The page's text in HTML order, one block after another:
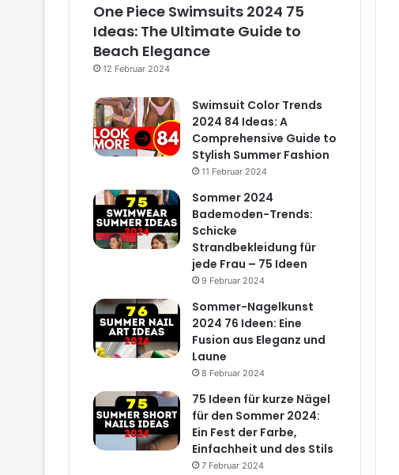
One Piece Swimsuits 2024 75
Ideas: The Ultimate Guide to
Beach Elegance
12 Februar 2024
Swimsuit Color Trends
2024 84 Ideas: A
Comprehensive Guide to
Stylish Summer Fashion
11 Februar 2024
Sommer 2024
Bademoden-Trends:
Schicke
Strandbekleidung für
jede Frau – 75 Ideen
9 Februar 2024
Sommer-Nagelkunst
2024 76 Ideen: Eine
Fusion aus Eleganz und
Laune
8 Februar 2024
75 Ideen für kurze Nägel
für den Sommer 2024:
Ein Fest der Farbe,
Einfachheit und des Stils
7 Februar 2024